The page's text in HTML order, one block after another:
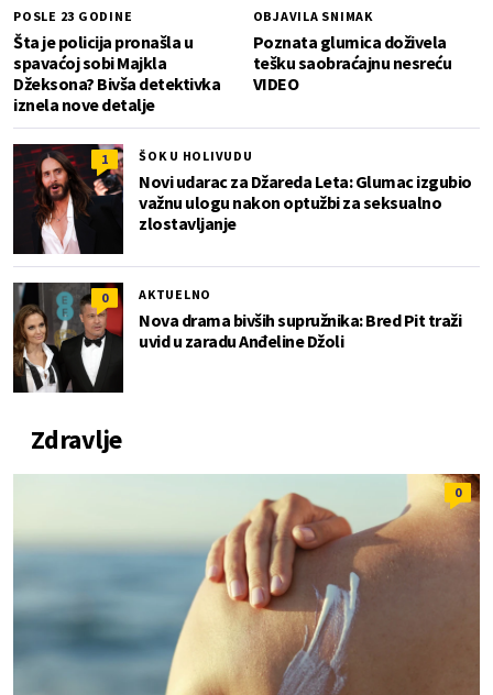
POSLE 23 GODINE
Šta je policija pronašla u
spavaćoj sobi Majkla
Džeksona? Bivša detektivka
iznela nove detalje
OBJAVILA SNIMAK
Poznata glumica doživela
tešku saobraćajnu nesreću
VIDEO
1 ŠOK U HOLIVUDU
Novi udarac za Džareda Leta: Glumac izgubio
važnu ulogu nakon optužbi za seksualno
zlostavljanje
0 AKTUELNO
Nova drama bivših supružnika: Bred Pit traži
uvid u zaradu Anđeline Džoli
Zdravlje
0